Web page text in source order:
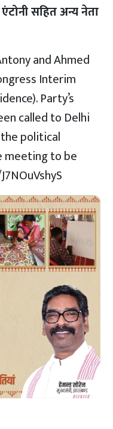
सहित अन्य नेता
and Ahmed
Interim
Party’s
called to Delhi
political
meeting to be